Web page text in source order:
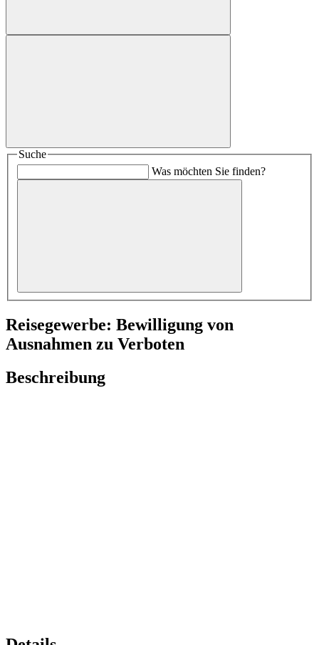
Suche
Was möchten Sie finden?
Reisegewerbe: Bewilligung von
Ausnahmen zu Verboten
Beschreibung